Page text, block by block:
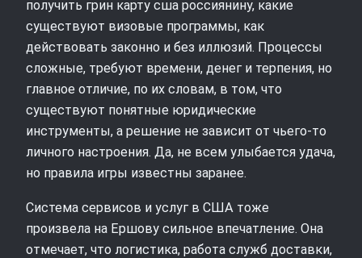
получить грин карту сша россиянину, какие
существуют визовые программы, как
действовать законно и без иллюзий. Процессы
сложные, требуют времени, денег и терпения, но
главное отличие, по их словам, в том, что
существуют понятные юридические
инструменты, а решение не зависит от чьего‑то
личного настроения. Да, не всем улыбается удача,
но правила игры известны заранее.
Система сервисов и услуг в США тоже
произвела на Ершову сильное впечатление. Она
отмечает, что логистика, работа служб доставки,